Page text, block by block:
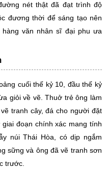
nét thật đã đạt trình độ
đương thời để sáng tạo nên
văn nhân sĩ đại phu ưa
cuối thế kỷ 10, đầu thế kỷ
giỏi về vẽ. Thuở trẻ ông làm
tranh cây, đá cho người đặt
đoạn chính xác mang tính
núi Thái Hòa, có dịp ngắm
sững và ông đã vẽ tranh sơn
trước.